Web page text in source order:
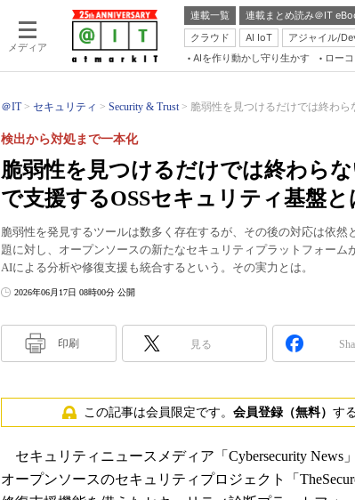
メディア
連載一覧 連載まとめ読み＠IT
クラウド
AI IoT アジャイル/
AIを作り動かし守り生かす ロー
＠IT セキュリティ Security & Trust 脆弱性を見つけるだけでは終わ
脆弱性を見つけるだけでは終わら
で支援するOSSセキュリティ基盤と
検出から対処まで一本化
脆弱性を発見するツールは数多く存在するが、その後の対応は依
題に対し、オープンソースの新たなセキュリティプラットフォーム
AIによる分析や修復支援も統合するという。その実力とは。
2026年06月17日 08時00分 公開
印刷 見る
この記事は会員限定です。 会員登録（無料） す
セキュリティニュースメディア「Cybersecurity News
オープンソースのセキュリティプロジェクト「